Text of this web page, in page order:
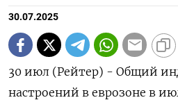
30.07.2025
30 июл (Рейтер) - Общий
настроений в еврозоне в